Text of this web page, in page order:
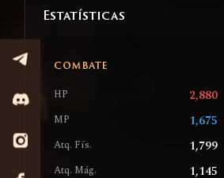
Estatísticas
COMBATE
HP 2,880
MP 1,675
Atq. Fís. 1,799
Atq. Mág. 1,145